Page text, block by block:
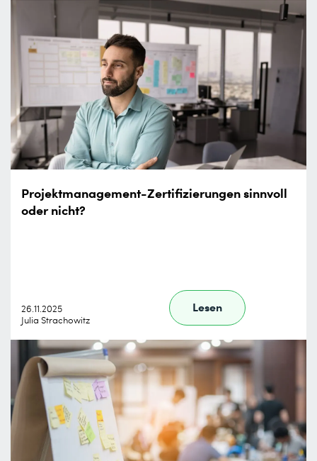
Projektmanagement-Zertifizierungen sinnvoll
oder nicht?
26.11.2025
Julia Strachowitz
Lesen